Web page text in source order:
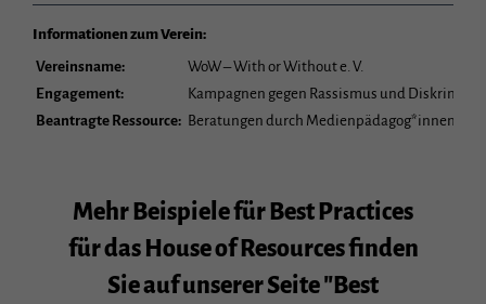
Informationen zum Verein:
Vereinsname:
WoW – With or Without e. V.
Engagement:
Kampagnen gegen Rassismus und
Beantragte Ressource: Beratungen durch Medienpädagog*innen,
Mehr Beispiele für Best Practices
für das House of Resources finden
Sie auf unserer Seite "Best